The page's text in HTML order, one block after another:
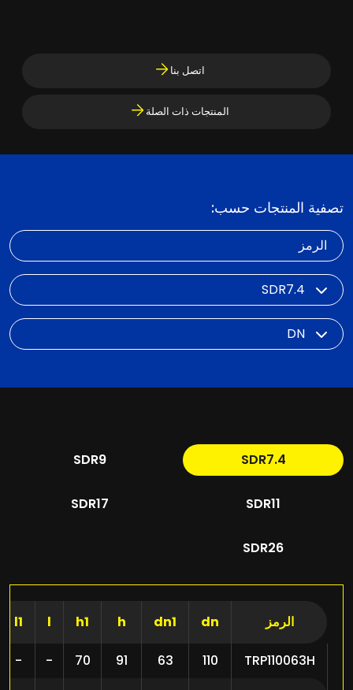
اتصل بنا
المنتجات ذات الصلة
تصفية المنتجات حسب:
الرمز
SDR
DN
SDR7.4
SDR9
SDR11
SDR17
SDR26
الرمز dn
dn1
h
h1
l
l1
TRP110063H
110
63
91
70
-
-